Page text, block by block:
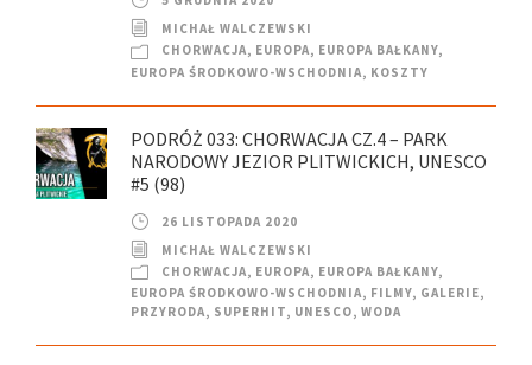
MICHAŁ WALCZEWSKI
CHORWACJA, EUROPA, EUROPA BAŁKANY,
EUROPA ŚRODKOWO-WSCHODNIA, KOSZTY
PODRÓŻ 033: CHORWACJA CZ.4 – PARK
NARODOWY JEZIOR PLITWICKICH, UNESCO
#5 (98)
26 LISTOPADA 2020
MICHAŁ WALCZEWSKI
CHORWACJA, EUROPA, EUROPA BAŁKANY,
EUROPA ŚRODKOWO-WSCHODNIA, FILMY, GALERIE,
PRZYRODA, SUPERHIT, UNESCO, WODA